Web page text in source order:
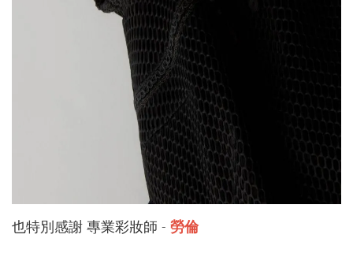
也特別感謝 專業彩妝師 - 勞倫